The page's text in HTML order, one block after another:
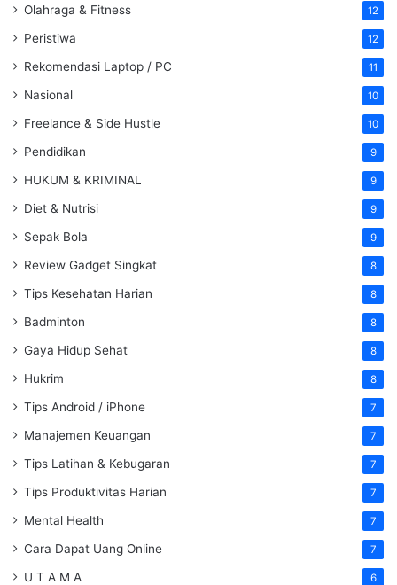
Olahraga & Fitness 12
Peristiwa 12
Rekomendasi Laptop / PC 11
Nasional 10
Freelance & Side Hustle 10
Pendidikan 9
HUKUM & KRIMINAL 9
Diet & Nutrisi 9
Sepak Bola 9
Review Gadget Singkat 8
Tips Kesehatan Harian 8
Badminton 8
Gaya Hidup Sehat 8
Hukrim 8
Tips Android / iPhone 7
Manajemen Keuangan 7
Tips Latihan & Kebugaran 7
Tips Produktivitas Harian 7
Mental Health 7
Cara Dapat Uang Online 7
U T A M A 6